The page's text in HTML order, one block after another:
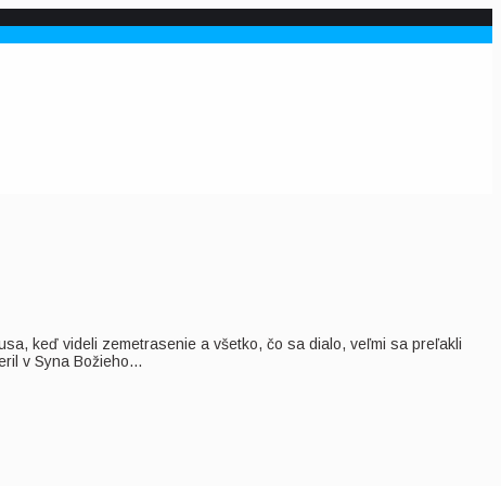
keď videli zemetrasenie a všetko, čo sa dialo, veľmi sa preľakli
v Syna Božieho...